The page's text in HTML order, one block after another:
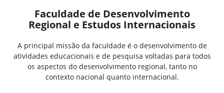
Faculdade de Desenvolvimento
Regional e Estudos Internacionais
A principal missão da faculdade é o desenvolvimento de
atividades educacionais e de pesquisa voltadas para todos
os aspectos do desenvolvimento regional, tanto no
contexto nacional quanto internacional.